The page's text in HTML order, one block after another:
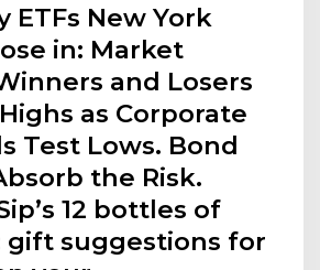
ETFs New York
in: Market
and Losers
as Corporate
Test Lows. Bond
the Risk.
12 bottles of
gift suggestions for